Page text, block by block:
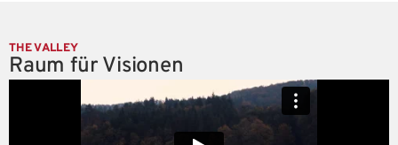
THE VALLEY
Raum für Visionen